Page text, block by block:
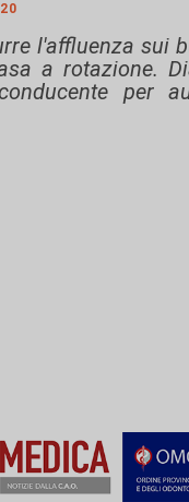
l'affluenza sui
a rotazione.
per